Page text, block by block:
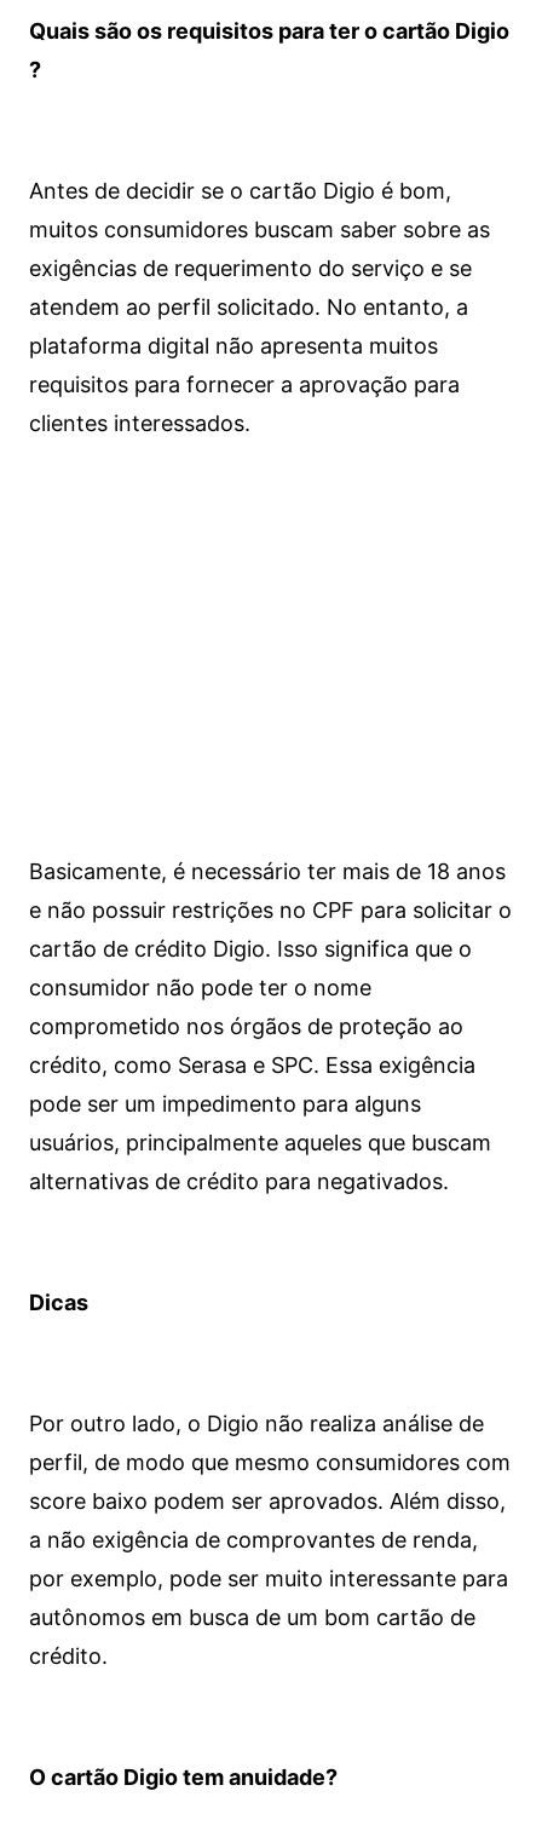
Quais são os requisitos para ter o cartão Digio
?
Antes de decidir se o cartão Digio é bom,
muitos consumidores buscam saber sobre as
exigências de requerimento do serviço e se
atendem ao perfil solicitado. No entanto, a
plataforma digital não apresenta muitos
requisitos para fornecer a aprovação para
clientes interessados.
Basicamente, é necessário ter mais de 18 anos
e não possuir restrições no CPF para solicitar o
cartão de crédito Digio. Isso significa que o
consumidor não pode ter o nome
comprometido nos órgãos de proteção ao
crédito, como Serasa e SPC. Essa exigência
pode ser um impedimento para alguns
usuários, principalmente aqueles que buscam
alternativas de crédito para negativados.
Dicas
Por outro lado, o Digio não realiza análise de
perfil, de modo que mesmo consumidores com
score baixo podem ser aprovados. Além disso,
a não exigência de comprovantes de renda,
por exemplo, pode ser muito interessante para
autônomos em busca de um bom cartão de
crédito.
O cartão Digio tem anuidade?